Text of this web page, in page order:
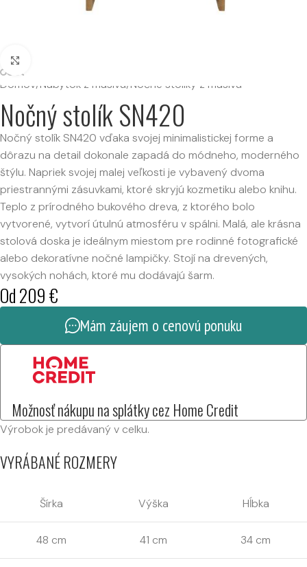
Domov/Nábytok z masívu/Nočné stolíky z masívu
Nočný stolík SN420
Nočný stolík SN420 vďaka svojej minimalistickej forme a
dôrazu na detail dokonale zapadá do módneho, moderného
štýlu. Napriek svojej malej veľkosti je vybavený dvoma
priestrannými zásuvkami, ktoré skryjú kozmetiku alebo knihu.
Teplo z prírodného bukového dreva, z ktorého bolo
vytvorené, vytvorí útulnú atmosféru v spálni. Malá, ale krásna
stolová doska je ideálnym miestom pre rodinné fotografické
alebo dekoratívne nočné lampičky. Stojí na drevených,
vysokých nohách, ktoré mu dodávajú šarm.
Od209€
Mám záujem o cenovú ponuku
Možnosť nákupu na splátky cez Home Credit
Výrobok je predávaný v celku.
VYRÁBANÉ ROZMERY
Šírka Výška Hĺbka
48 cm 41 cm 34 cm